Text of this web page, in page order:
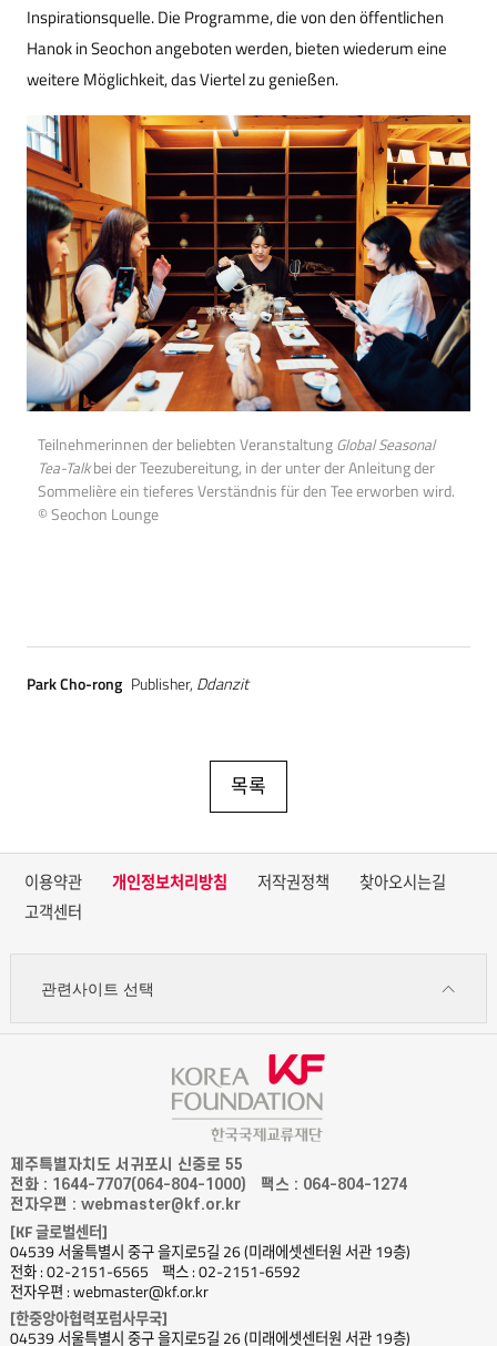
Inspirationsquelle. Die Programme, die von den öffentlichen
Hanok in Seochon angeboten werden, bieten wiederum eine
weitere Möglichkeit, das Viertel zu genießen.
Teilnehmerinnen der beliebten Veranstaltung Global Seasonal
Tea-Talkbei der Teezubereitung, in der unter der Anleitung der
Sommelière ein tieferes Verständnis für den Tee erworben wird.
© Seochon Lounge
Park Cho-rong Publisher, Ddanzit
목록
이용약관 개인정보처리방침 저작권정책
찾아오시는길
고객센터
관련사이트 선택
제주특별자치도 서귀포시 신중로 55
전화 : 1644-7707(064-804-1000)
팩스 : 064-804-1274
전자우편 : webmaster@kf.or.kr
[KF 글로벌센터]
04539 서울특별시 중구 을지로5길 26 (미래에셋센터원 서관 19층)
전화 : 02-2151-6565
팩스 : 02-2151-6592
전자우편 : webmaster@kf.or.kr
[한중앙아협력포럼사무국]
04539 서울특별시 중구 을지로5길 26 (미래에셋센터원 서관 19층)